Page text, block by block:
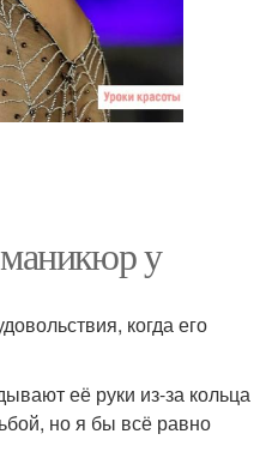
у
когда его
её руки из-за кольца
но я бы всё равно